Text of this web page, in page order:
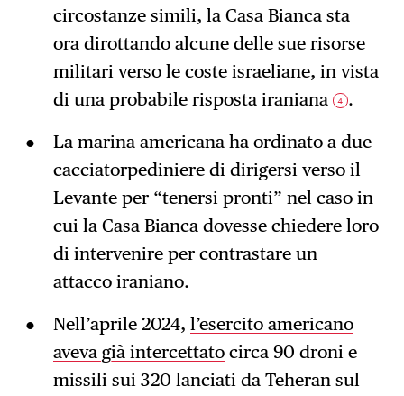
circostanze simili, la Casa Bianca sta
ora dirottando alcune delle sue risorse
militari verso le coste israeliane, in vista
di una probabile risposta iraniana
4 .
La marina americana ha ordinato a due
cacciatorpediniere di dirigersi verso il
Levante per “tenersi pronti” nel caso in
cui la Casa Bianca dovesse chiedere loro
di intervenire per contrastare un
attacco iraniano.
Nell’aprile 2024, l’esercito americano
aveva già intercettatocirca 90 droni e
missili sui 320 lanciati da Teheran sul